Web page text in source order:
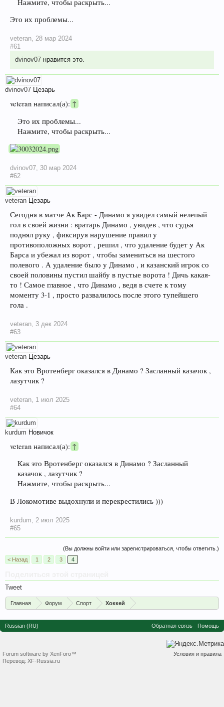
Нажмите, чтобы раскрыть...
Это их проблемы...
veteran, 28 мар 2024
#61
dvinov07 нравится это.
dvinov07 Цезарь
veteran написал(а): ↑
Это их проблемы...
Нажмите, чтобы раскрыть...
dvinov07 30 мар 2024
#62
veteran Цезарь
Сегодня в матче Ак Барс - Динамо я увидел самый нелепый
гол в своей жизни : вратарь Динамо , увидев , что судья
поднял руку , фиксируя нарушение правил у
противоположных ворот , решил , что удаление будет у Ак
Барса и убежал из ворот , чтобы замениться на шестого
полевого . А удаление было у Динамо , и казанский игрок со
своей половины пустил шайбу в пустые ворота ! Дичь какая-
то ! Самое главное , что Динамо , ведя в счете к тому
моменту 3-1 , просто развалилось после этого тупейшего
гола .
veteran 3 дек 2024
#63
veteran Цезарь
Как это Вротенберг оказался в Динамо ? Засланный казачок ,
лазутчик ?
veteran 1 июл 2025
#64
kurdum Новичок
veteran написал(а):↑
Как это Вротенберг оказался в Динамо ? Засланный
казачок , лазутчик ?
Нажмите, чтобы раскрыть...
В Локомотиве выдохнули и перекрестились )))
kurdum
2 июл 2025
#65
(Вы должны войти или зарегистрироваться, чтобы ответить.)
< Назад
1 2 3 4
Tweet
Главная Форум Спорт Хоккей
Russian (RU) Обратная связь Помощь
Условия и правила
Forum software by XenForo™
Перевод: XF-Russia.ru